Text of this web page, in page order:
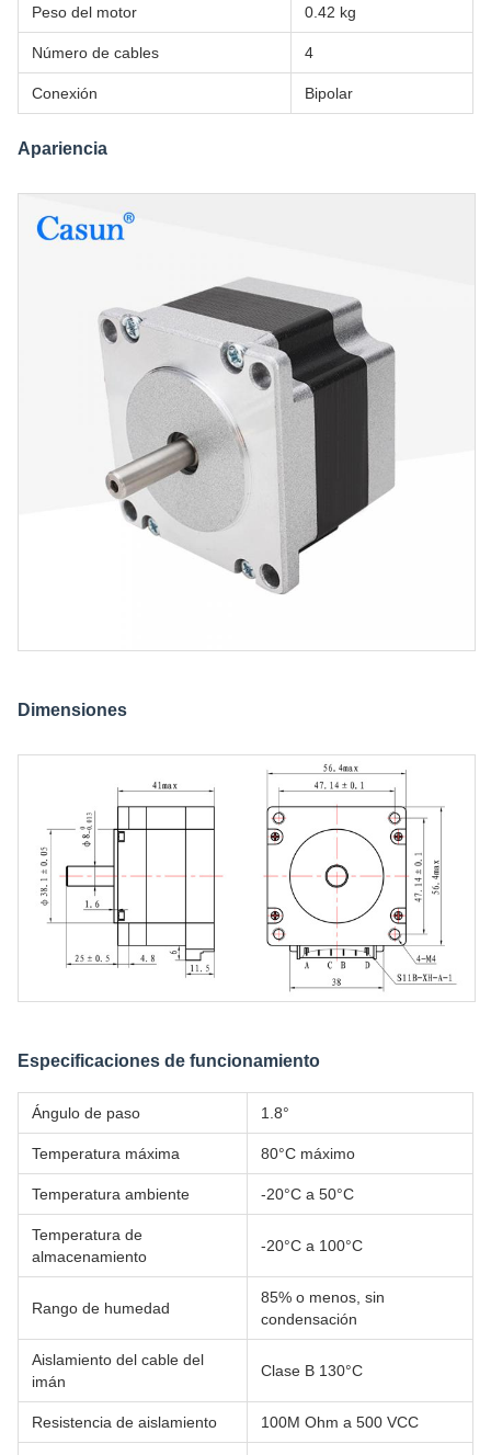
Peso del motor 0.42 kg
Número de cables 4
Conexión Bipolar
Apariencia
Dimensiones
Especificaciones de funcionamiento
Ángulo de paso 1.8°
Temperatura máxima 80°C máximo
Temperatura ambiente -20°C a 50°C
Temperatura de
almacenamiento
-20°C a 100°C
Rango de humedad
85% o menos, sin
condensación
Aislamiento del cable del
imán
Clase B 130°C
Resistencia de aislamiento 100M Ohm a 500 VCC